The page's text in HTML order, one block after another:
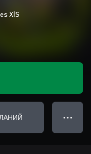
X|S
● ● ●